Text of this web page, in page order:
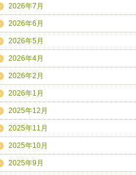
2026年7月
2026年6月
2026年5月
2026年4月
2026年2月
2026年1月
2025年12月
2025年11月
2025年10月
2025年9月